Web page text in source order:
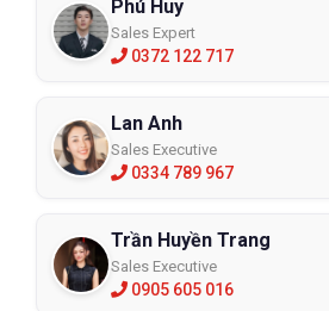
Phú Huy
Sales Expert
0372 122 717
Lan Anh
Sales Executive
0334 789 967
Trần Huyền Trang
Sales Executive
0905 605 016